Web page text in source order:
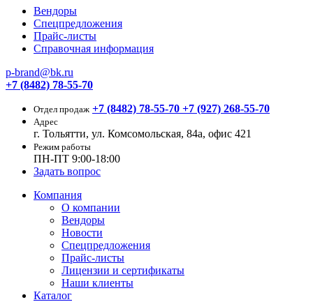
Вендоры
Спецпредложения
Прайс-листы
Справочная информация
p-brand@bk.ru
+7 (8482) 78-55-70
Отдел продаж +7 (8482) 78-55-70 +7 (927) 268-55-70
Адрес
г. Тольятти, ул. Комсомольская, 84а, офис 421
Режим работы
ПН-ПТ 9:00-18:00
Задать вопрос
Компания
О компании
Вендоры
Новости
Спецпредложения
Прайс-листы
Лицензии и сертификаты
Наши клиенты
Каталог